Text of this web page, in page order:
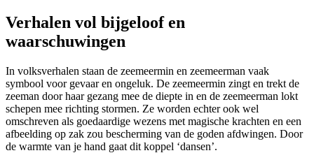
Verhalen vol bijgeloof en
waarschuwingen
In volksverhalen staan de zeemeermin en zeemeerman vaak
symbool voor gevaar en ongeluk. De zeemeermin zingt en trekt de
zeeman door haar gezang mee de diepte in en de zeemeerman lokt
schepen mee richting stormen. Ze worden echter ook wel
omschreven als goedaardige wezens met magische krachten en een
afbeelding op zak zou bescherming van de goden afdwingen. Door
de warmte van je hand gaat dit koppel ‘dansen’.